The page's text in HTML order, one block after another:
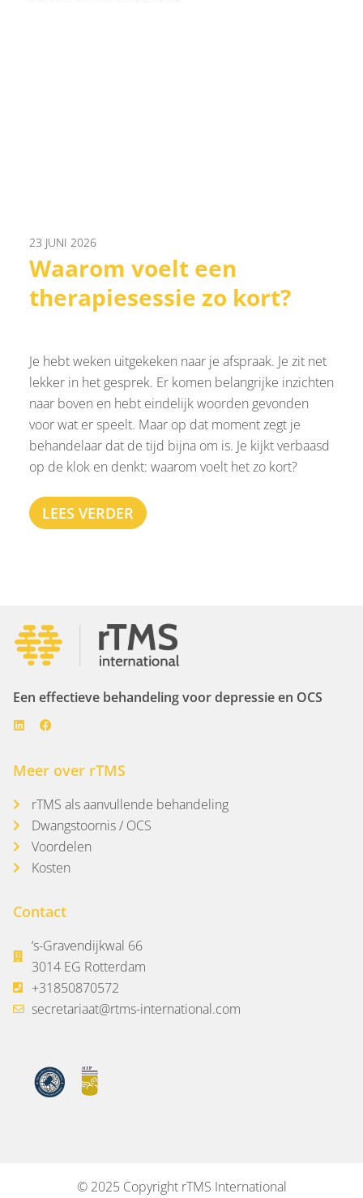
23 JUNI 2026
Waarom voelt een
therapiesessie zo kort?
Je hebt weken uitgekeken naar je afspraak. Je zit net
lekker in het gesprek. Er komen belangrijke inzichten
naar boven en hebt eindelijk woorden gevonden
voor wat er speelt. Maar op dat moment zegt je
behandelaar dat de tijd bijna om is. Je kijkt verbaasd
op de klok en denkt: waarom voelt het zo kort?
LEES VERDER
Een effectieve behandeling voor depressie en OCS
Meer over rTMS
rTMS als aanvullende behandeling
Dwangstoornis / OCS
Voordelen
Kosten
Contact
‘s-Gravendijkwal 66
3014 EG Rotterdam
+31850870572
secretariaat@rtms-international.com
© 2025 Copyright rTMS International